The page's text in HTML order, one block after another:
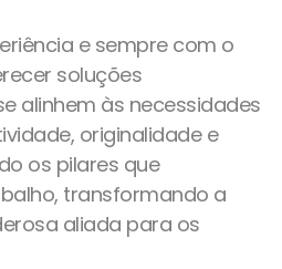
e sempre com o
soluções
alinhem às necessidades
originalidade e
os pilares que
transformando a
aliada para os